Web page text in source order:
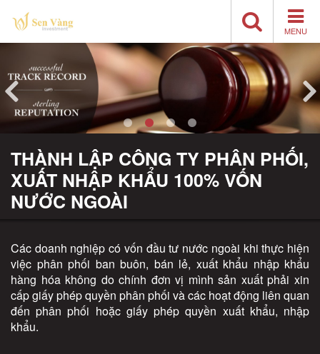
MENU
THÀNH LẬP CÔNG TY PHÂN PHỐI,
XUẤT NHẬP KHẨU 100% VỐN
NƯỚC NGOÀI
Các doanh nghiệp có vốn đầu tư nước ngoài khi thực hiện
việc phân phối ban buôn, bán lẻ, xuất khẩu nhập khẩu
hàng hóa không do chính đơn vị mình sản xuất phải xin
cấp giấy phép quyền phân phối và các hoạt động liên quan
đến phân phối hoặc giấy phép quyền xuất khẩu, nhập
khẩu.